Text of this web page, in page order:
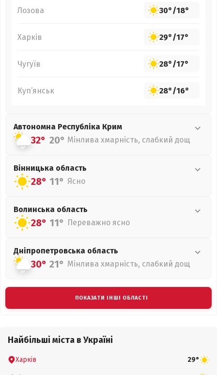
Лозова 30°/18°
Харків 29°/17°
Чугуїв 28°/17°
Куп’янськ 28°/16°
Автономна Республіка Крим
32° 20° Мінлива хмарність, слабкий дощ
Вінницька область
28° 11° Ясно
Волинська область
28° 11° Переважно ясно
Дніпропетровська область
30° 21° Мінлива хмарність, слабкий дощ
ПОКАЗАТИ ІНШІ ОБЛАСТІ
Найбільші міста в Україні
Харків 29°